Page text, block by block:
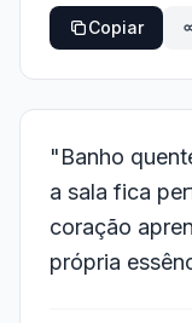
Copiar
"Banho
a sala fica
coração
própria